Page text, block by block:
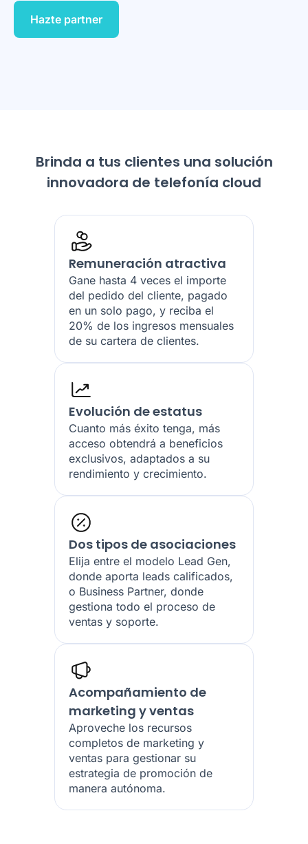
Hazte partner
Brinda a tus clientes una solución
innovadora de telefonía cloud
Remuneración atractiva
Gane hasta 4 veces el importe
del pedido del cliente, pagado
en un solo pago, y reciba el
20% de los ingresos mensuales
de su cartera de clientes.
Evolución de estatus
Cuanto más éxito tenga, más
acceso obtendrá a beneficios
exclusivos, adaptados a su
rendimiento y crecimiento.
Dos tipos de asociaciones
Elija entre el modelo Lead Gen,
donde aporta leads calificados,
o Business Partner, donde
gestiona todo el proceso de
ventas y soporte.
Acompañamiento de
marketing y ventas
Aproveche los recursos
completos de marketing y
ventas para gestionar su
estrategia de promoción de
manera autónoma.